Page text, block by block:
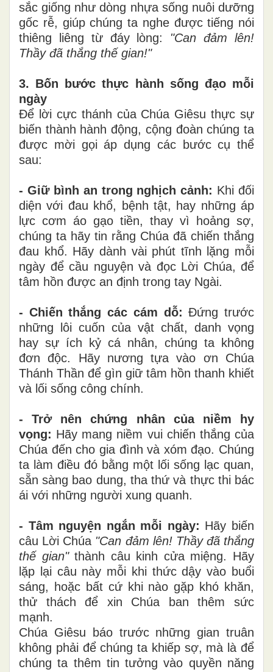
sắc giống như dòng nhựa sống nuôi dưỡng
gốc rễ, giúp chúng ta nghe được tiếng nói
thiêng liêng từ đáy lòng: "Can đảm lên!
Thầy đã thắng thế gian!"
3. Bốn bước thực hành sống đạo mỗi
ngày
Để lời cực thánh của Chúa Giêsu thực sự
biến thành hành động, cộng đoàn chúng ta
được mời gọi áp dụng các bước cụ thể
sau:
- Giữ bình an trong nghịch cảnh: Khi đối
diện với đau khổ, bệnh tật, hay những áp
lực cơm áo gạo tiền, thay vì hoảng sợ,
chúng ta hãy tin rằng Chúa đã chiến thắng
đau khổ. Hãy dành vài phút tĩnh lặng mỗi
ngày để cầu nguyện và đọc Lời Chúa, để
tâm hồn được an định trong tay Ngài.
- Chiến thắng các cám dỗ: Đứng trước
những lôi cuốn của vật chất, danh vọng
hay sự ích kỷ cá nhân, chúng ta không
đơn độc. Hãy nương tựa vào ơn Chúa
Thánh Thần để gìn giữ tâm hồn thanh khiết
và lối sống công chính.
- Trở nên chứng nhân của niềm hy
vọng: Hãy mang niềm vui chiến thắng của
Chúa đến cho gia đình và xóm đạo. Chúng
ta làm điều đó bằng một lối sống lạc quan,
sẵn sàng bao dung, tha thứ và thực thi bác
ái với những người xung quanh.
- Tâm nguyện ngắn mỗi ngày: Hãy biến
câu Lời Chúa "Can đảm lên! Thầy đã thắng
thế gian"thành câu kinh cửa miệng. Hãy
lặp lại câu này mỗi khi thức dậy vào buổi
sáng, hoặc bất cứ khi nào gặp khó khăn,
thử thách để xin Chúa ban thêm sức
mạnh.
Chúa Giêsu báo trước những gian truân
không phải để chúng ta khiếp sợ, mà là để
chúng ta thêm tin tưởng vào quyền năng